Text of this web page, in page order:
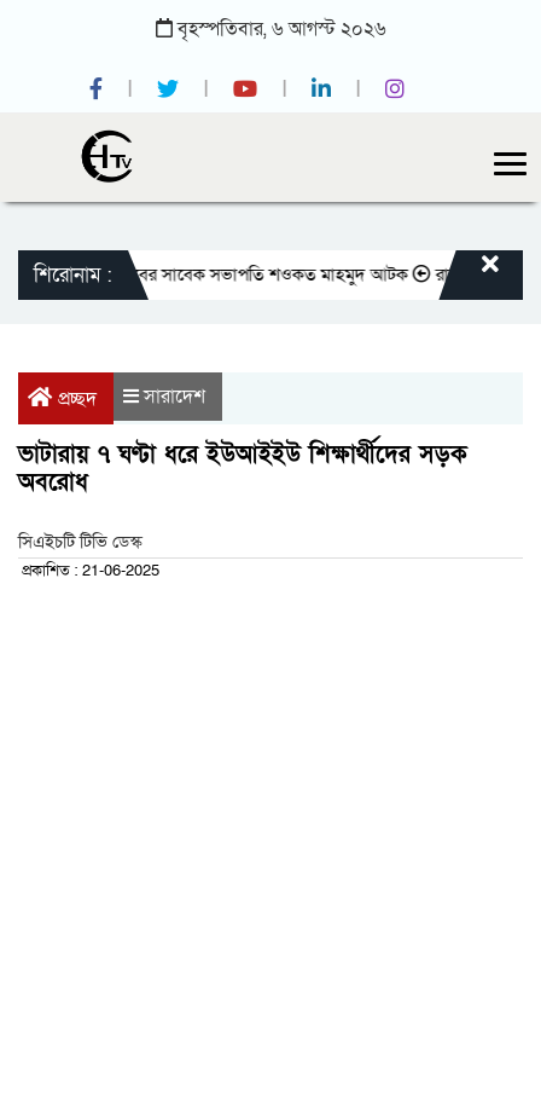
বৃহস্পতিবার,৬আগস্ট ২০২৬
শিরোনাম :
জাতীয় প্রেসক্লাবের সাবেক সভাপতি শওকত মাহমুদ আটক রাজবাড়ীতে বীর
প্রচ্ছদ সারাদেশ
ভাটারায় ৭ ঘণ্টা ধরে ইউআইইউ শিক্ষার্থীদের সড়ক
অবরোধ
সিএইচটি টিভি ডেস্ক
প্রকাশিত : 21-06-2025